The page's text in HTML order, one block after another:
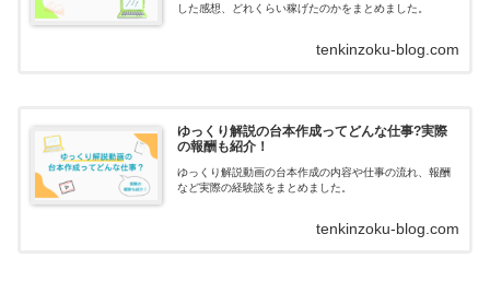
した感想、どれくらい稼げたのかをまとめました。
tenkinzoku-blog.com
ゆっくり解説の台本作成ってどんな仕事?実際
の報酬も紹介！
ゆっくり解説動画の台本作成の内容や仕事の流れ、報酬
など実際の経験談をまとめました。
tenkinzoku-blog.com